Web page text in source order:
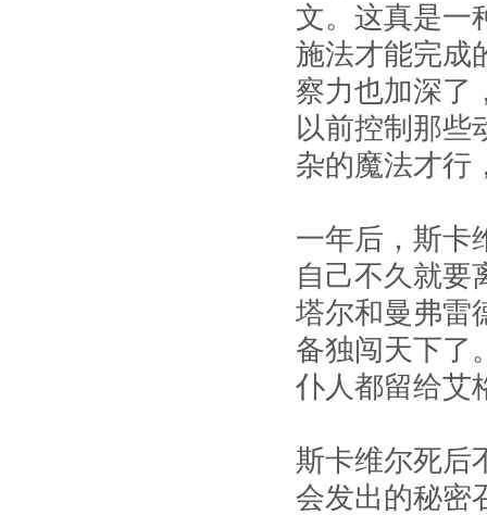
文。这真是一
施法才能完成
察力也加深了
以前控制那些
杂的魔法才行
一年后，斯卡
自己不久就要
塔尔和曼弗雷
备独闯天下了
仆人都留给艾
斯卡维尔死后
会发出的秘密